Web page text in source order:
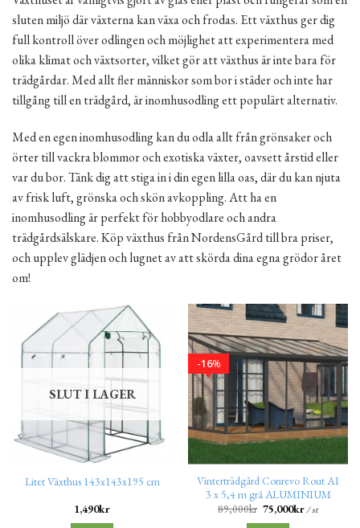
sluten miljö där växterna kan växa och frodas. Ett växthus ger dig
full kontroll över odlingen och möjlighet att experimentera med
olika klimat och växtsorter, vilket gör att växthus är inte bara för
trädgårdar. Med allt fler människor som bor i städer och inte har
tillgång till en trädgård, är inomhusodling ett populärt alternativ.
Med en egen inomhusodling kan du odla allt från grönsaker och
örter till vackra blommor och exotiska växter, oavsett årstid eller
var du bor. Tänk dig att stiga in i din egen lilla oas, där du kan njuta
av frisk luft, grönska och skön avkoppling. Att ha en
inomhusodling är perfekt för hobbyodlare och andra
trädgårdsälskare. Köp växthus från NordensGård till bra priser,
och upplev glädjen och lugnet av att skörda dina egna grödor året
om!
SLUT I LAGER
Litet Växthus 143x143x195 cm
1,490kr
%
16
Vinterträdgård Conrevo Rout A1
3 x 5,4 m grå ALUMINIUM
89,000kr 75,000kr/ st